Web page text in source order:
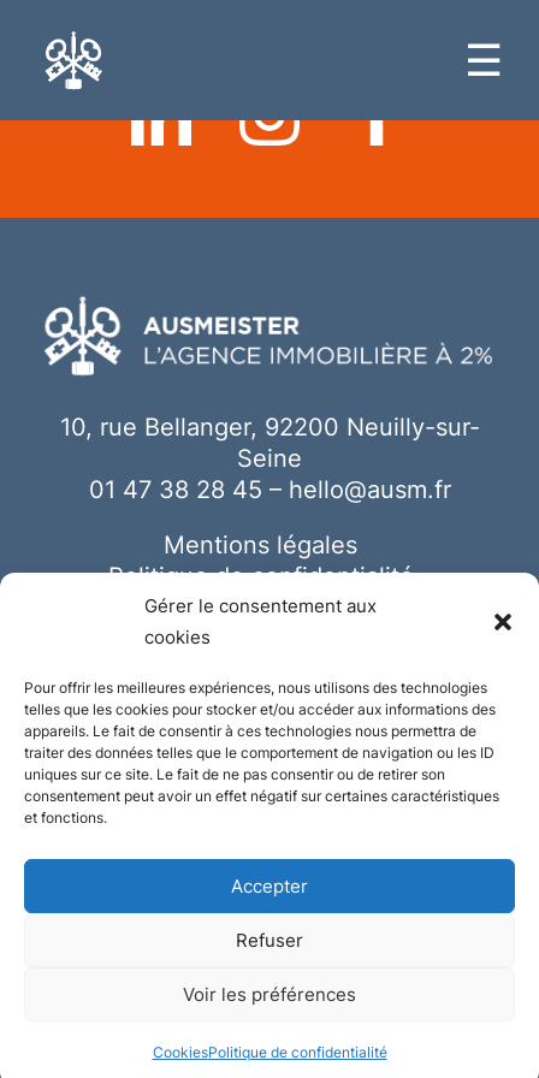
Gérer le consentement aux
cookies
Pour offrir les meilleures expériences, nous utilisons des technologies
telles que les cookies pour stocker et/ou accéder aux informations des
appareils. Le fait de consentir à ces technologies nous permettra de
traiter des données telles que le comportement de navigation ou les ID
uniques sur ce site. Le fait de ne pas consentir ou de retirer son
consentement peut avoir un effet négatif sur certaines caractéristiques
et fonctions.
Accepter
Refuser
Voir les préférences
CookiesPolitique de confidentialité
☰
10, rue Bellanger, 92200 Neuilly-sur-
Seine
01 47 38 28 45 – hello@ausm.fr
Mentions légales
Politique de confidentialité
Cookies
Conception et réalisation :Plate